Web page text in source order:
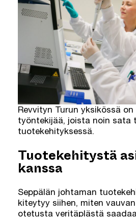
Revvityn Turun yksikössä on
työntekijää, joista noin sata
tuotekehityksessä.
Tuotekehitystä
kanssa
Seppälän johtaman
kiteytyy siihen, miten
otetusta veritäplästä